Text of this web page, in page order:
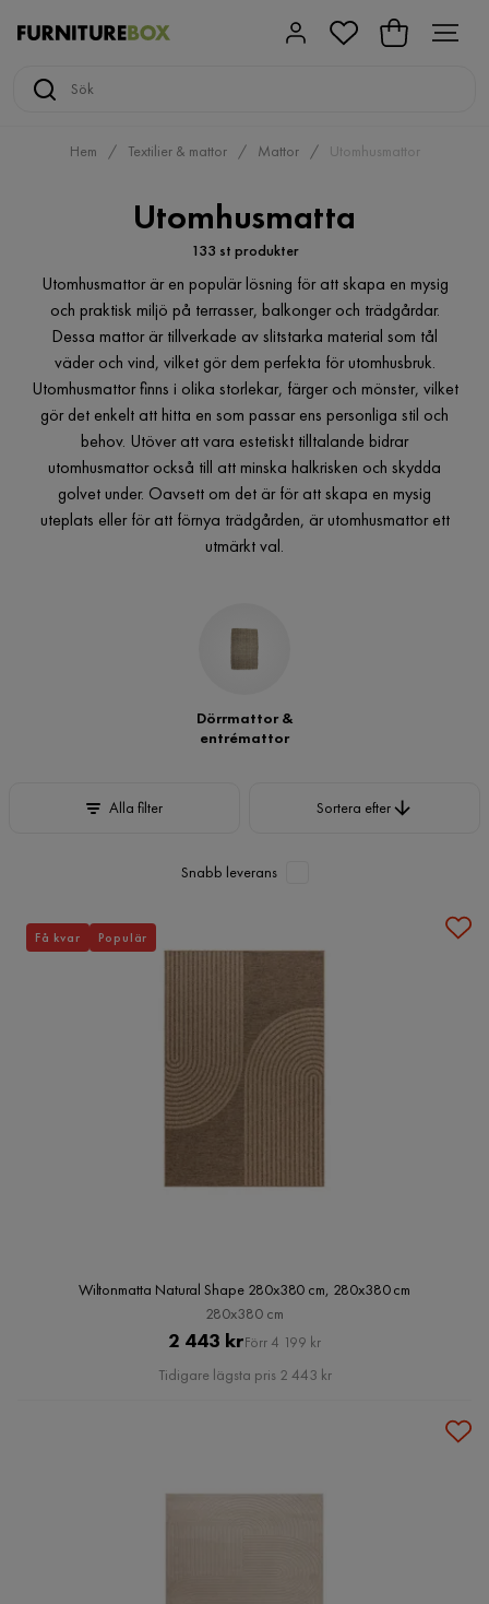
Hem Textilier & mattor Mattor Utomhusmattor
Utomhusmatta
133 st produkter
Utomhusmattor är en populär lösning för att skapa en mysig
och praktisk miljö på terrasser, balkonger och trädgårdar.
Dessa mattor är tillverkade av slitstarka material som tål
väder och vind, vilket gör dem perfekta för utomhusbruk.
Utomhusmattor finns i olika storlekar, färger och mönster, vilket
gör det enkelt att hitta en som passar ens personliga stil och
behov. Utöver att vara estetiskt tilltalande bidrar
utomhusmattor också till att minska halkrisken och skydda
golvet under. Oavsett om det är för att skapa en mysig
uteplats eller för att förnya trädgården, är utomhusmattor ett
utmärkt val.
Dörrmattor &
entrémattor
Alla filter Sortera efter
Snabb leverans
Wiltonmatta Natural Shape 280x380 cm, 280x380 cm
280x380 cm
Pris
2 443 krOriginal
Pris
Förr 4 199 kr
Tidigare lägsta pris 2 443 kr
Få kvar Populär